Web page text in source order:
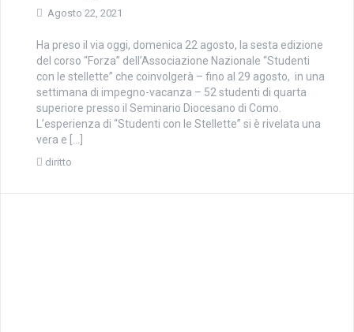
Agosto 22, 2021
Ha preso il via oggi, domenica 22 agosto, la sesta edizione
del corso “Forza” dell’Associazione Nazionale “Studenti
con le stellette” che coinvolgerà – fino al 29 agosto, in una
settimana di impegno-vacanza – 52 studenti di quarta
superiore presso il Seminario Diocesano di Como.
L’esperienza di “Studenti con le Stellette” si è rivelata una
vera e […]
diritto